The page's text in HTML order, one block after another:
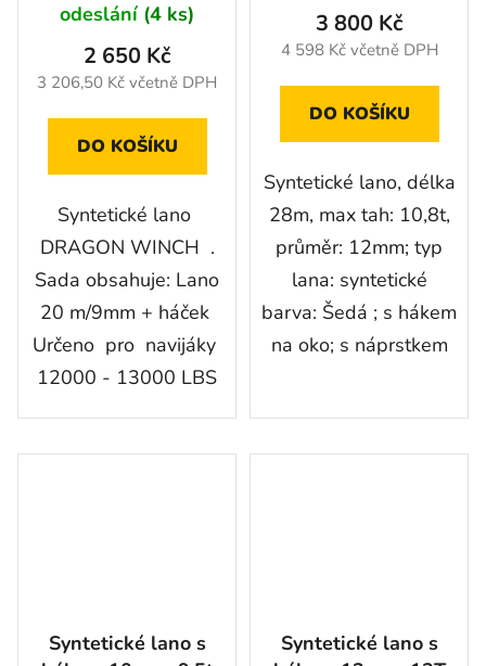
odeslání (4 ks)
3 206,50 Kč včetně DPH
2 650 Kč
DO KOŠÍKU
Syntetické lano
DRAGON WINCH .
Sada obsahuje: Lano
20 m/9mm + háček
Určeno pro navijáky
12000 - 13000 LBS
4 598 Kč včetně DPH
3 800 Kč
DO KOŠÍKU
Syntetické lano, délka
28m, max tah: 10,8t,
průměr: 12mm; typ
lana: syntetické
barva: Šedá ; s hákem
na oko; s náprstkem
Syntetické lano s
Syntetické lano s